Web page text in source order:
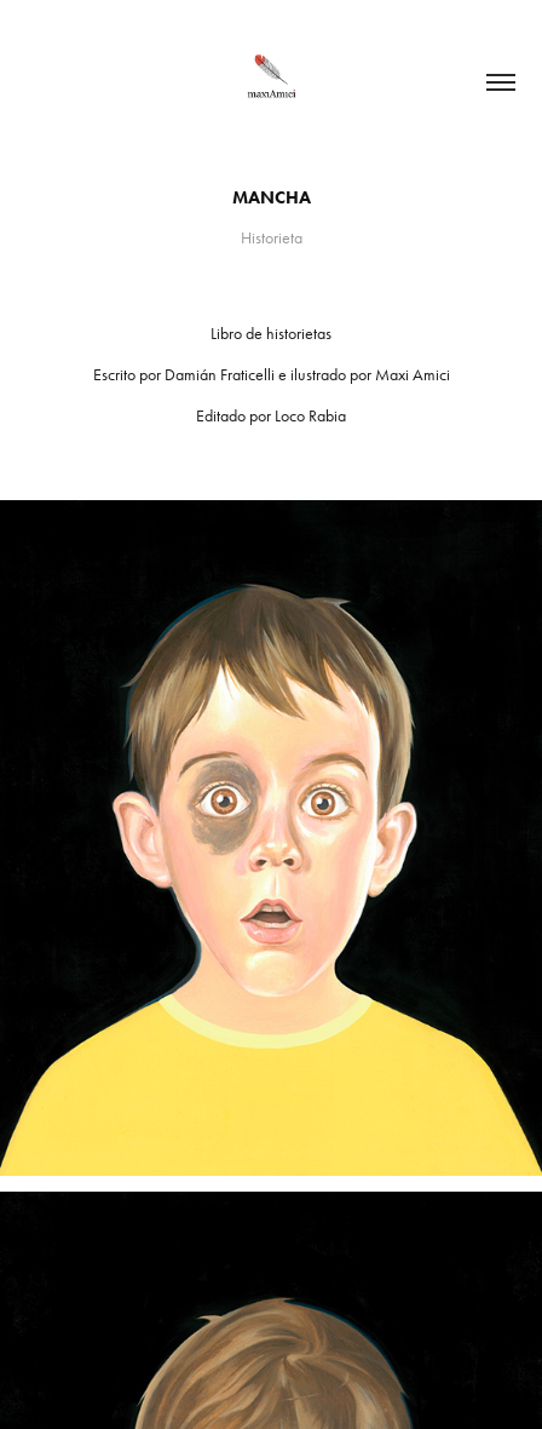
MANCHA
Historieta
Libro de historietas
Escrito por Damián Fraticelli e ilustrado por Maxi Amici
Editado por Loco Rabia